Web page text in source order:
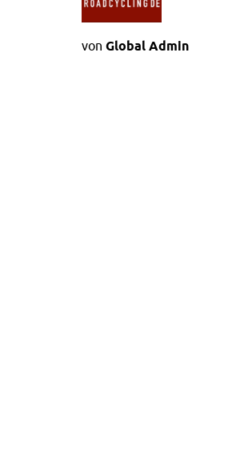
von Global Admin